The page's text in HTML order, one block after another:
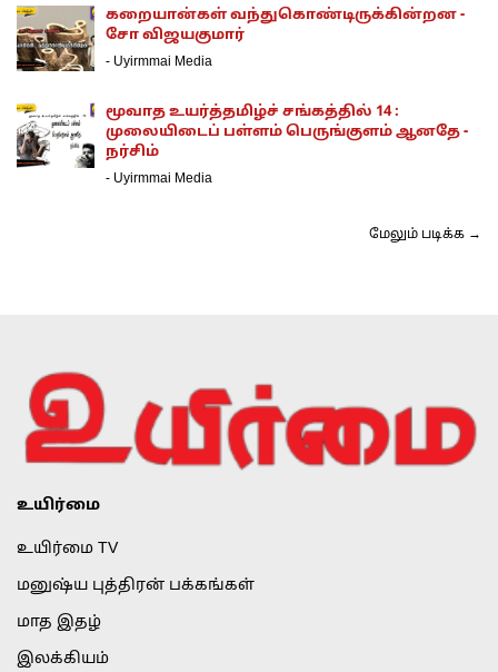
கறையான்கள் வந்துகொண்டிருக்கின்றன -
சோ விஜயகுமார்
- Uyirmmai Media
மூவாத உயர்த்தமிழ்ச் சங்கத்தில் 14 :
முலையிடைப் பள்ளம் பெருங்குளம் ஆனதே -
நர்சிம்
- Uyirmmai Media
மேலும் படிக்க →
உயிர்மை
உயிர்மை TV
மனுஷ்ய புத்திரன் பக்கங்கள்
மாத இதழ்
இலக்கியம்